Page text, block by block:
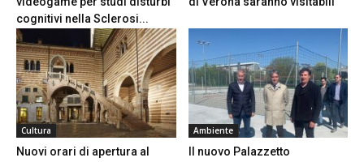
cognitivi nella Sclerosi...
Cultura
Nuovi orari di apertura al
Ambiente
Il nuovo Palazzetto